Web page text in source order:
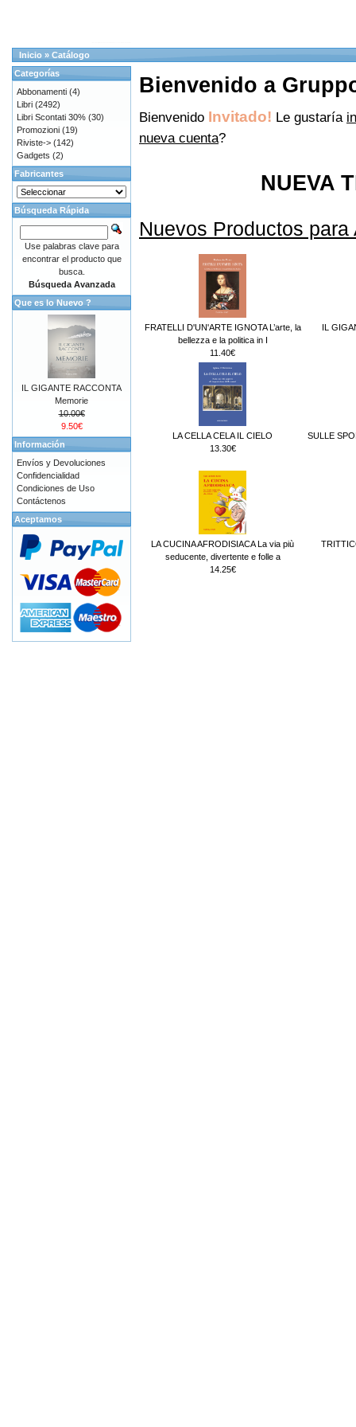
Inicio » Catálogo
Bienvenido a
Bienvenido Invitado! Le gustaría
nueva cuenta?
NUEVA
Nuevos Productos para
FRATELLI D'UN'ARTE IGNOTA L’arte, la
bellezza e la politica in I
11.40€
IL
LA CELLA CELA IL CIELO
13.30€
SULLE
LA CUCINA AFRODISIACA La via più
seducente, divertente e folle a
14.25€
Categorías
Abbonamenti (4)
Libri (2492)
Libri Scontati 30% (30)
Promozioni (19)
Riviste-> (142)
Gadgets (2)
Fabricantes
Búsqueda Rápida
Use palabras clave para
encontrar el producto que
busca.
Búsqueda Avanzada
Que es lo Nuevo ?
IL GIGANTE RACCONTA
Memorie
10.00€
9.50€
Información
Envíos y Devoluciones
Confidencialidad
Condiciones de Uso
Contáctenos
Aceptamos